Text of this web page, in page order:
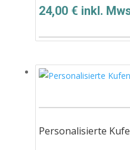
24,00 € inkl.
Personalisierte